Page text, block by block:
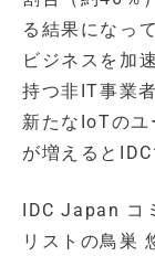
る結果になっ
ビジネスを加
持つ非IT事業
新たなIoTのユ
が増えるとIDC
IDC Japan コ
リストの鳥巣